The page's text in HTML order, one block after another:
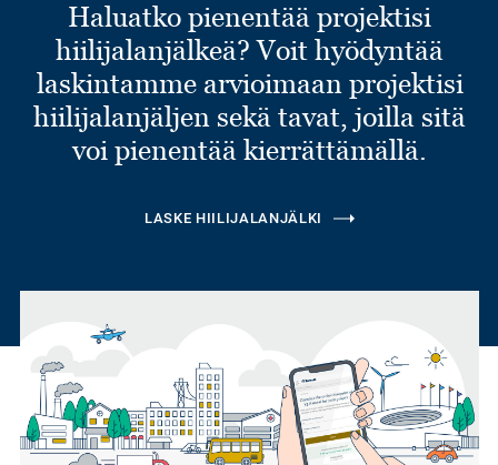
Haluatko pienentää projektisi
hiilijalanjälkeä? Voit hyödyntää
laskintamme arvioimaan projektisi
hiilijalanjäljen sekä tavat, joilla sitä
voi pienentää kierrättämällä.
LASKE HIILIJALANJÄLKI